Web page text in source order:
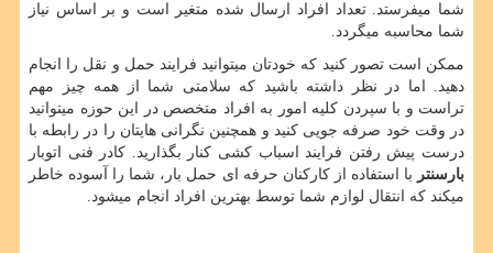
شما میفرستد. تعداد افراد ارسال شده متغیر است و بر اساس نیاز
شما محاسبه میگردد.
ممکن است تصور کنید که خودتان میتوانید فرایند حمل و نقل را انجام
دهید. اما در نظر داشته باشید که سلامتی شما از همه چیز مهم
تراست و با سپردن کلیه امور به افراد متخصص در این حوزه میتوانید
در وقت خود صرفه جویی کنید و همچنین نگرانی هایتان را در رابطه با
درست پیش رفتن فرایند اسباب کشی کنار بگذارید. کادر فنی اتوبار
بارسنتر با استفاده از کارکنان حرفه ای حمل بار، شما را آسوده خاطر
میکند که انتقال لوازم شما توسط بهترین افراد انجام میشود.